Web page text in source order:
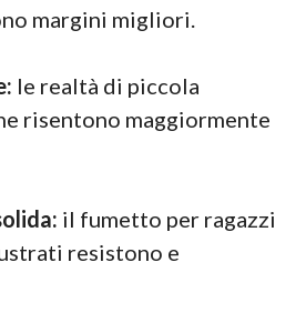
margini migliori.
le realtà di piccola
risentono maggiormente
il fumetto per ragazzi
resistono e